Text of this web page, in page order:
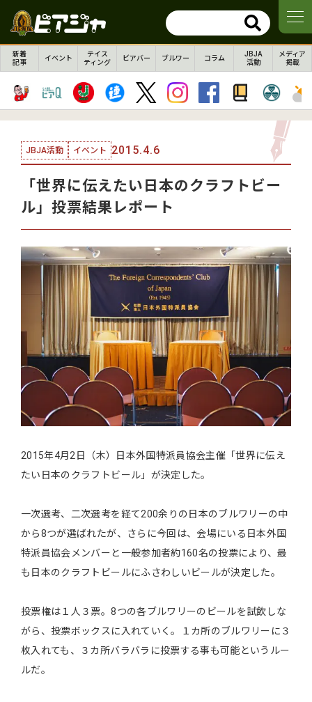
新着
記事
イベント
テイス
ティング
ビアバー ブルワー コラム
JBJA
活動
メディア
掲載
JBJA活動 イベント 2015.4.6
「世界に伝えたい日本のクラフトビー
ル」投票結果レポート
2015年4月2日（木）日本外国特派員協会主催「世界に伝え
たい日本のクラフトビール」が決定した。
一次選考、二次選考を経て200余りの日本のブルワリーの中
から8つが選ばれたが、さらに今回は、会場にいる日本外国
特派員協会メンバーと一般参加者約160名の投票により、最
も日本のクラフトビールにふさわしいビールが決定した。
投票権は１人３票。8つの各ブルワリーのビールを試飲しな
がら、投票ボックスに入れていく。１カ所のブルワリーに３
枚入れても、３カ所バラバラに投票する事も可能というルー
ルだ。